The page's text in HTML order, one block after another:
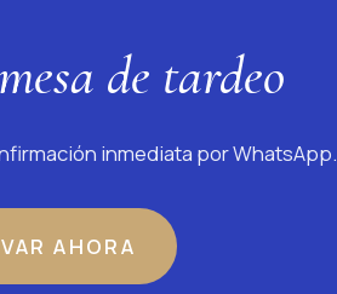
de tardeo
inmediata por WhatsApp.
AHORA